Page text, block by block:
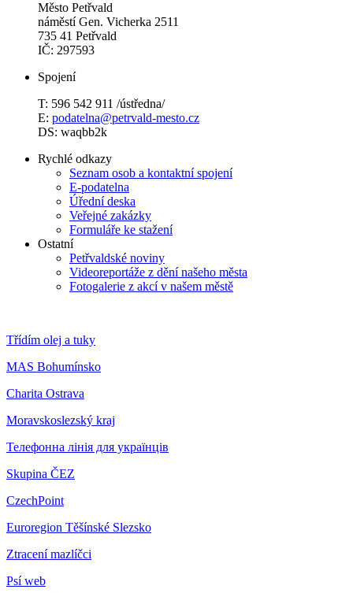
Město Petřvald
náměstí Gen. Vicherka 2511
735 41 Petřvald
IČ: 297593
Spojení
T: 596 542 911 /ústředna/
E: podatelna@petrvald-mesto.cz
DS: waqbb2k
Rychlé odkazy
Seznam osob a kontaktní spojení
E-podatelna
Úřední deska
Veřejné zakázky
Formuláře ke stažení
Ostatní
Petřvaldské noviny
Videoreportáže z dění našeho města
Fotogalerie z akcí v našem městě
Třídím olej a tuky
MAS Bohumínsko
Charita Ostrava
Moravskoslezský kraj
Телефонна лінія для українців
Skupina ČEZ
CzechPoint
Euroregion Těšínské Slezsko
Ztracení mazlíčci
Psí web